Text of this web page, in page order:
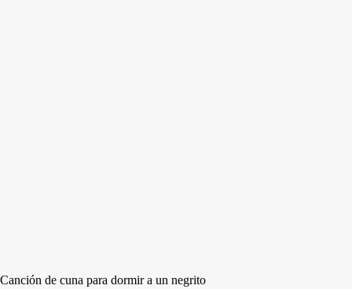
Canción de cuna para dormir a un negrito